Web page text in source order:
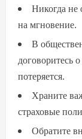
Никогда не
на мгновение.
В
договоритесь
потеряется.
Храните
страховые
Обратите